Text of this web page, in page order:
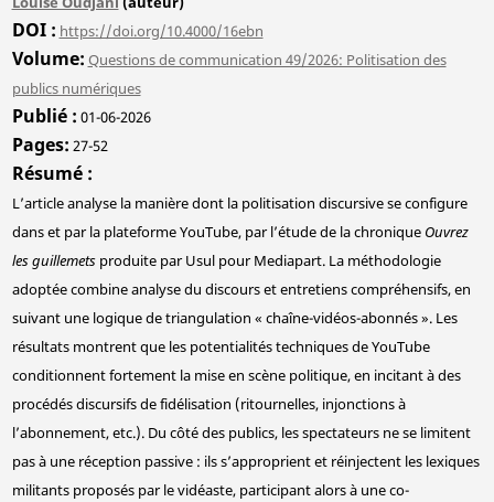
DOI https://doi.org/10.4000/16ebn
Volume Questions de communication 49/2026: Politisation des
publics numériques
Publié 01-06-2026
Pages 27-52
Résumé
L’article analyse la manière dont la politisation discursive se configure
dans et par la plateforme YouTube, par l’étude de la chronique Ouvrez
les guillemetsproduite par Usul pour Mediapart. La méthodologie
adoptée combine analyse du discours et entretiens compréhensifs, en
suivant une logique de triangulation « chaîne-vidéos-abonnés ». Les
résultats montrent que les potentialités techniques de YouTube
conditionnent fortement la mise en scène politique, en incitant à des
procédés discursifs de fidélisation (ritournelles, injonctions à
l’abonnement, etc.). Du côté des publics, les spectateurs ne se limitent
pas à une réception passive : ils s’approprient et réinjectent les lexiques
militants proposés par le vidéaste, participant alors à une co-